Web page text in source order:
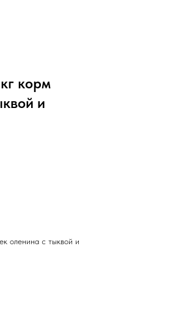
корм
и
оленина с тыквой и